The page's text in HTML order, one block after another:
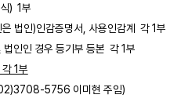
)  1부
법인)인감증명서, 사용인감계  각 1부
법인인 경우 등기부 등본  각 1부
1부
5756 이미현 주임)